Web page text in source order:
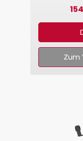
Zum